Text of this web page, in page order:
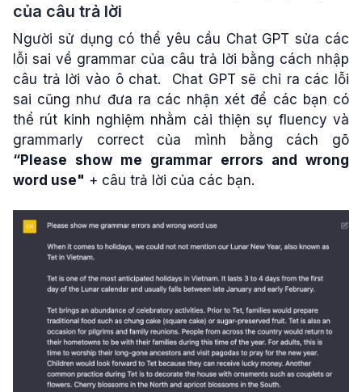
của câu trả lời
Người sử dụng có thể yêu cầu Chat GPT sửa các
lỗi sai về grammar của câu trả lời bằng cách nhập
câu trả lời vào ô chat. Chat GPT sẽ chỉ ra các lỗi
sai cũng như đưa ra các nhận xét để các bạn có
thể rút kinh nghiệm nhằm cải thiện sự fluency và
grammarly correct của mình bằng cách gõ
“Please show me grammar errors and wrong
word use" + câu trả lời của các bạn.